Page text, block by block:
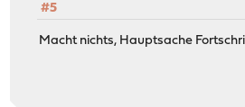
#5
Macht nichts, Hauptsache